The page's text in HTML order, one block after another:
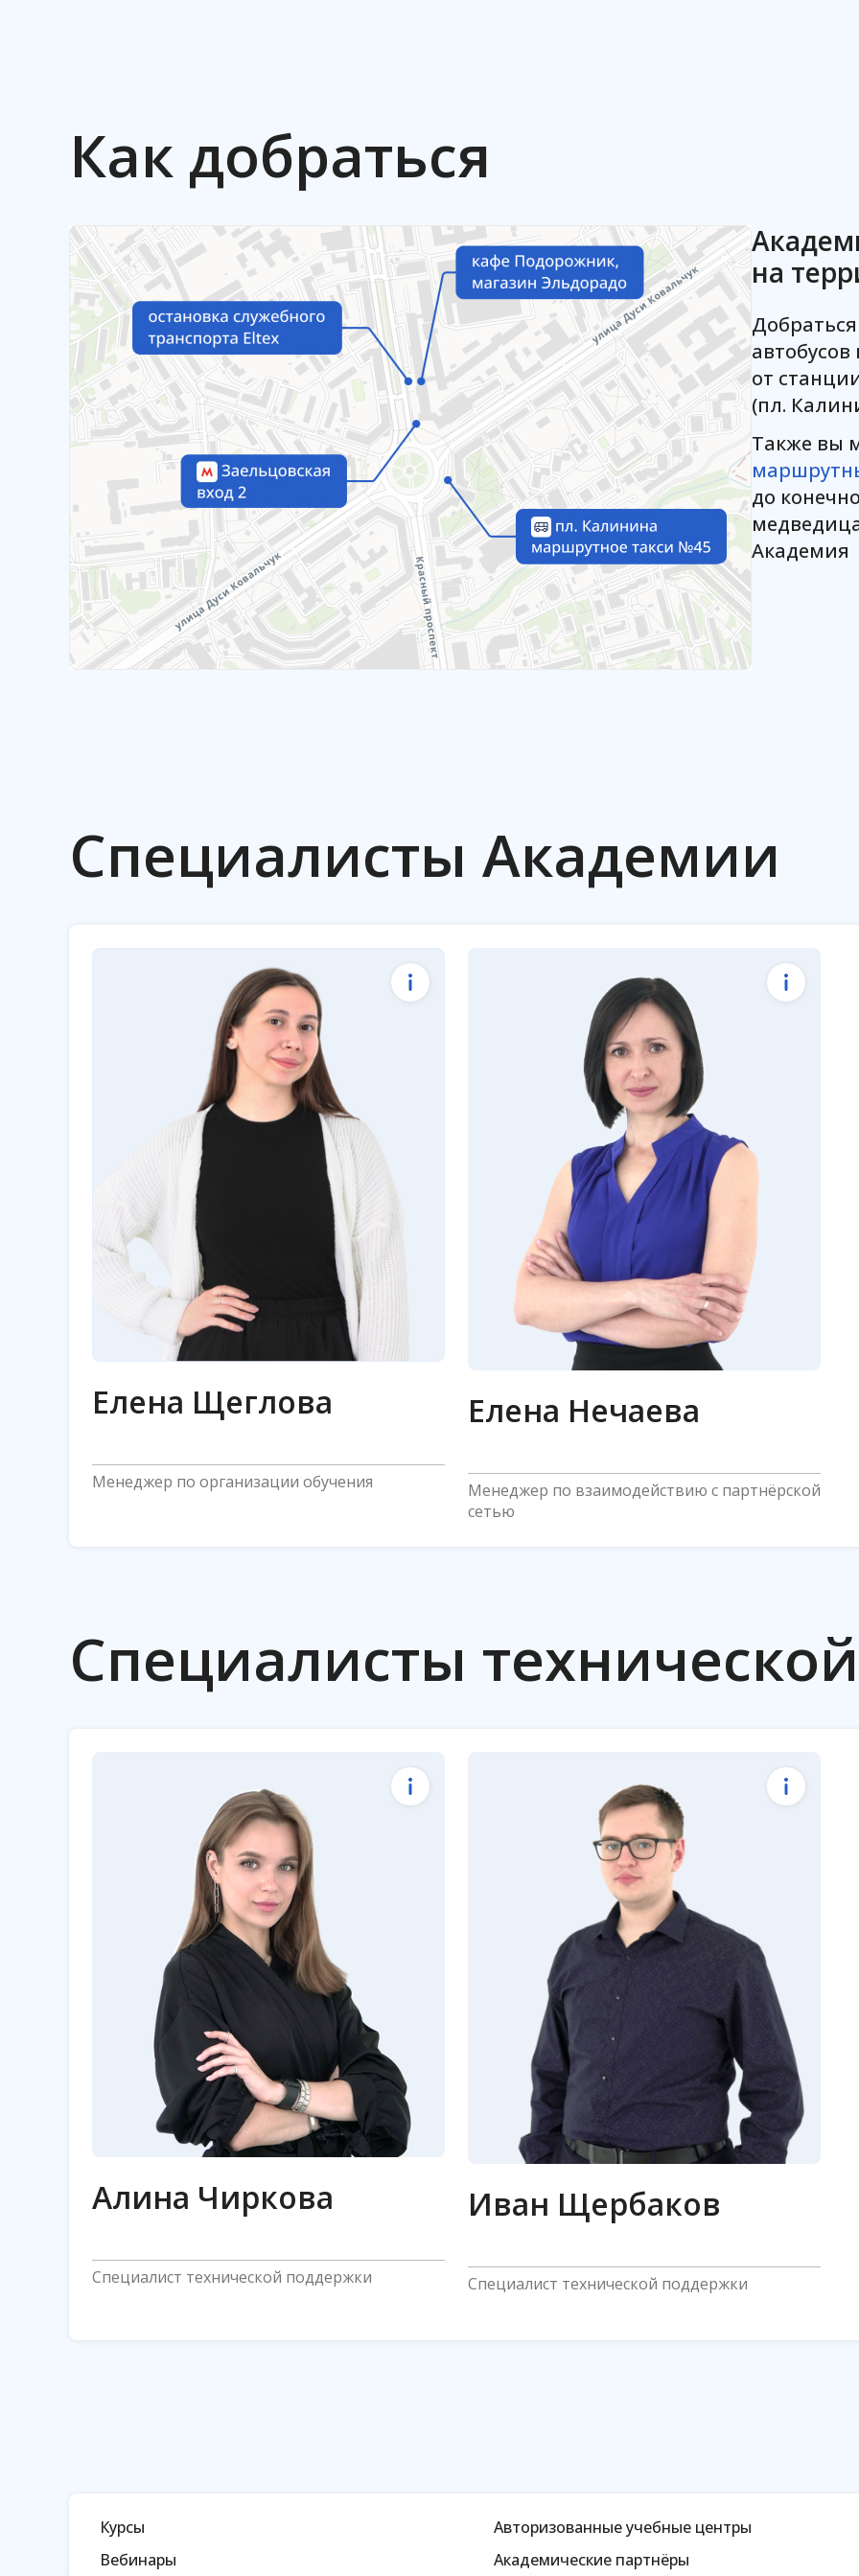
Как добраться
на
от
(пл.
Также вы
до
Академия
Специалисты Академии
Регистрация на курс
Вопросы по оплате, заключение
договоров, подготовка
закрывающих документов
Выдача подтверждающих
документов по итогам курса
elena.scheglova@eltex.ru
+7(383)274-10-01 доб. 5152
Елена Щеглова
Менеджер по организации обучения
Взаимодействие с
авторизованными учебными
центрами и академическими
Первичная консультация по подбору
учебных стендов
Заключение партнёрских договоров
elena.nechaeva@eltex.ru
+7(383)274-48-21 доб. 3816
Елена Нечаева
Менеджер по взаимодействию с партнёрской
сетью
Специалисты
Техническое сопровождение ввода
Алина Чиркова
Специалист технической поддержки
Техническое сопровождение ввода
Иван Щербаков
Cпециалист технической поддержки
Курсы
Вебинары
Авторизованные учебные центры
Академические партнёры
Проверка